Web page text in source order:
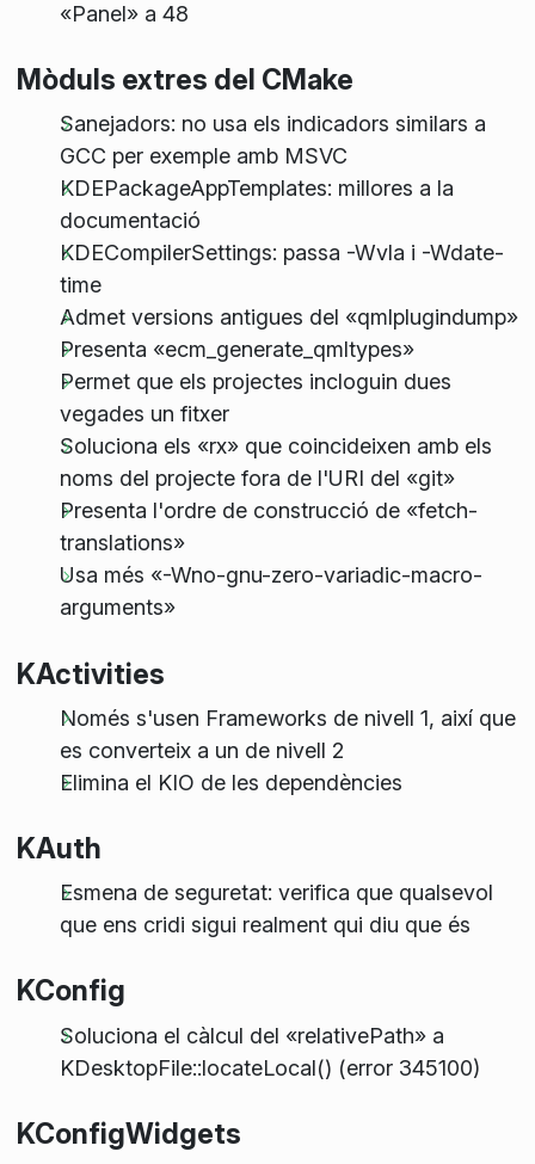
«Panel» a 48
Mòduls extres del CMake
Sanejadors: no usa els indicadors similars a
GCC per exemple amb MSVC
KDEPackageAppTemplates: millores a la
documentació
KDECompilerSettings: passa -Wvla i -Wdate-
time
Admet versions antigues del «qmlplugindump»
Presenta «ecm_generate_qmltypes»
Permet que els projectes incloguin dues
vegades un fitxer
Soluciona els «rx» que coincideixen amb els
noms del projecte fora de l'URI del «git»
Presenta l'ordre de construcció de «fetch-
translations»
Usa més «-Wno-gnu-zero-variadic-macro-
arguments»
KActivities
Només s'usen Frameworks de nivell 1, així que
es converteix a un de nivell 2
Elimina el KIO de les dependències
KAuth
Esmena de seguretat: verifica que qualsevol
que ens cridi sigui realment qui diu que és
KConfig
Soluciona el càlcul del «relativePath» a
KDesktopFile::locateLocal() (error 345100)
KConfigWidgets